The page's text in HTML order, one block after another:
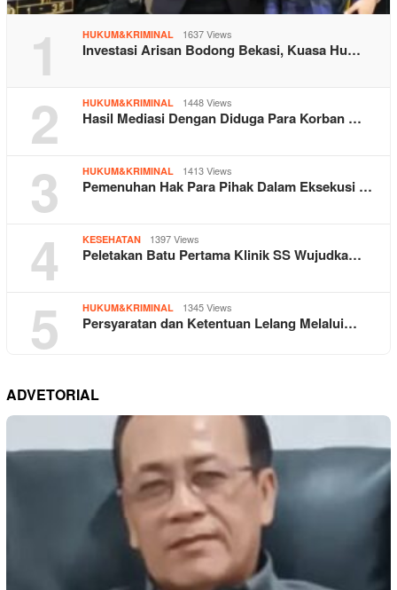
1 HUKUM&KRIMINAL 1637 Views
Investasi Arisan Bodong Bekasi, Kuasa Hu…
2 HUKUM&KRIMINAL 1448 Views
Hasil Mediasi Dengan Diduga Para Korban …
3 HUKUM&KRIMINAL 1413 Views
Pemenuhan Hak Para Pihak Dalam Eksekusi …
4 KESEHATAN 1397 Views
Peletakan Batu Pertama Klinik SS Wujudka…
5 HUKUM&KRIMINAL 1345 Views
Persyaratan dan Ketentuan Lelang Melalui…
ADVETORIAL